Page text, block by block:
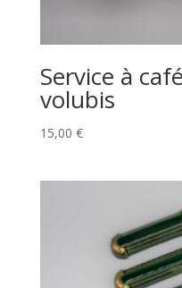
Service à
volubis
15,00 €